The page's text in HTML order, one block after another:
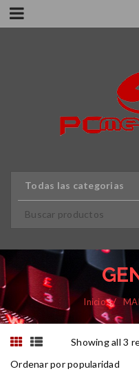
Todas las categorias
Inicio /
Showing all 3
Ordenar por popularidad